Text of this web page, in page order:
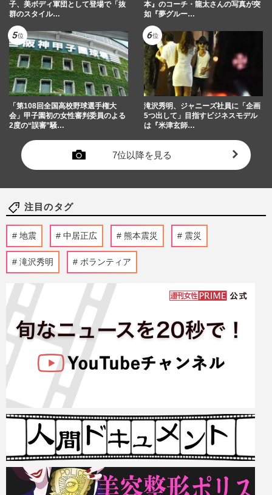
子、美ボディ軍団として登場で「抜
群のスタイル…
本』のコーチ・龍太さんの写真が突
如『夢グルー…
「第108回全国高校野球選手権大
会」甲子園初の女性審判委員のよる
2度の“誤審”騒…
滝沢秀明、ジャニーズ社員に「企画
5つ出して」目指すビジネスモデル
は『米津玄師…
7位以降を見る
注目のタグ
地震 中居正広 熊本震災 震災
滝沢秀明 ボランティア